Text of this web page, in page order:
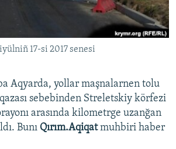
17-si 2017 senesi
Aqyarda, yollar maşnalarnen tolu
sebebinden Streletskiy körfezi
arasında kilometrge uzanğan
Bunı Qırım.Aqiqatmuhbiri haber